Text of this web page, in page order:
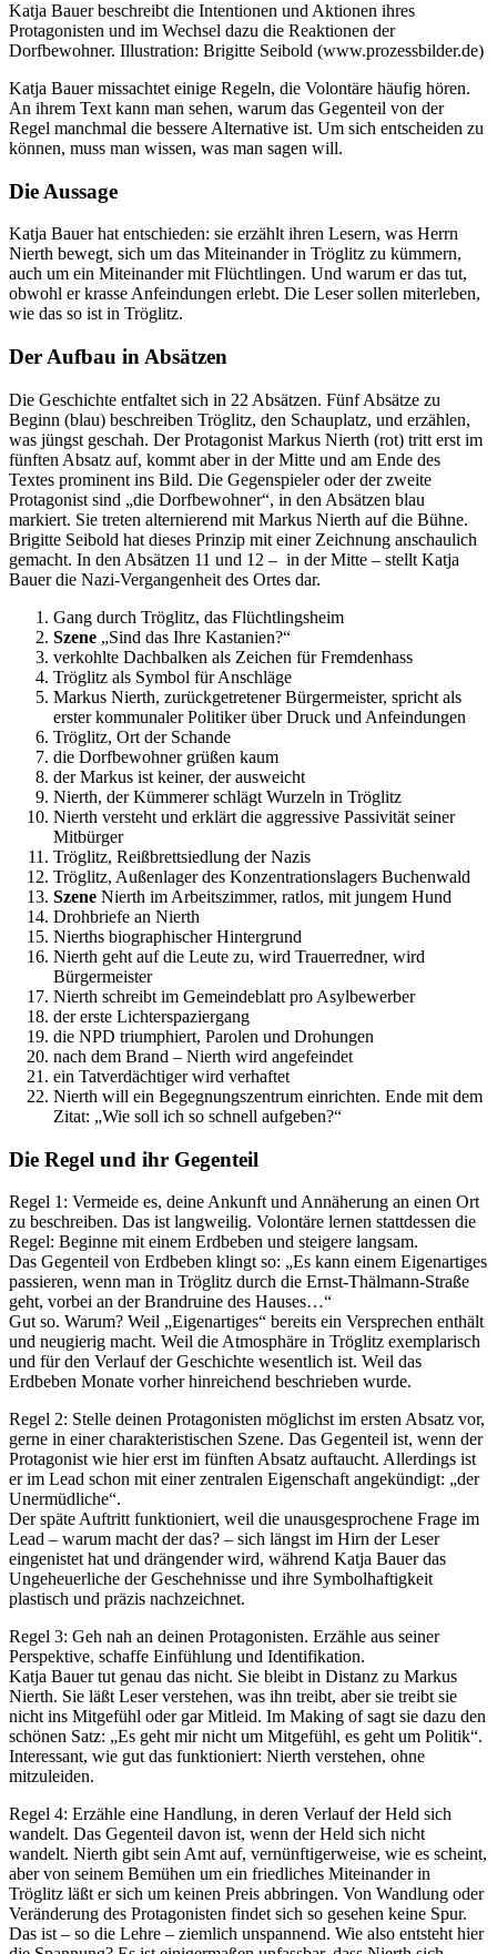
Katja Bauer beschreibt die Intentionen und Aktionen ihres
Protagonisten und im Wechsel dazu die Reaktionen der
Dorfbewohner. Illustration: Brigitte Seibold (www.prozessbilder.de)
Katja Bauer missachtet einige Regeln, die Volontäre häufig hören.
An ihrem Text kann man sehen, warum das Gegenteil von der
Regel manchmal die bessere Alternative ist. Um sich entscheiden zu
können, muss man wissen, was man sagen will.
Die Aussage
Katja Bauer hat entschieden: sie erzählt ihren Lesern, was Herrn
Nierth bewegt, sich um das Miteinander in Tröglitz zu kümmern,
auch um ein Miteinander mit Flüchtlingen. Und warum er das tut,
obwohl er krasse Anfeindungen erlebt. Die Leser sollen miterleben,
wie das so ist in Tröglitz.
Der Aufbau in Absätzen
Die Geschichte entfaltet sich in 22 Absätzen. Fünf Absätze zu
Beginn (blau) beschreiben Tröglitz, den Schauplatz, und erzählen,
was jüngst geschah. Der Protagonist Markus Nierth (rot) tritt erst im
fünften Absatz auf, kommt aber in der Mitte und am Ende des
Textes prominent ins Bild. Die Gegenspieler oder der zweite
Protagonist sind „die Dorfbewohner“, in den Absätzen blau
markiert. Sie treten alternierend mit Markus Nierth auf die Bühne.
Brigitte Seibold hat dieses Prinzip mit einer Zeichnung anschaulich
gemacht. In den Absätzen 11 und 12 – in der Mitte – stellt Katja
Bauer die Nazi-Vergangenheit des Ortes dar.
Gang durch Tröglitz, das Flüchtlingsheim
Szene „Sind das Ihre Kastanien?“
verkohlte Dachbalken als Zeichen für Fremdenhass
Tröglitz als Symbol für Anschläge
Markus Nierth, zurückgetretener Bürgermeister, spricht als
erster kommunaler Politiker über Druck und Anfeindungen
Tröglitz, Ort der Schande
die Dorfbewohner grüßen kaum
der Markus ist keiner, der ausweicht
Nierth, der Kümmerer schlägt Wurzeln in Tröglitz
Nierth versteht und erklärt die aggressive Passivität seiner
Mitbürger
Tröglitz, Reißbrettsiedlung der Nazis
Tröglitz, Außenlager des Konzentrationslagers Buchenwald
Szene Nierth im Arbeitszimmer, ratlos, mit jungem Hund
Drohbriefe an Nierth
Nierths biographischer Hintergrund
Nierth geht auf die Leute zu, wird Trauerredner, wird
Bürgermeister
Nierth schreibt im Gemeindeblatt pro Asylbewerber
der erste Lichterspaziergang
die NPD triumphiert, Parolen und Drohungen
nach dem Brand – Nierth wird angefeindet
ein Tatverdächtiger wird verhaftet
Nierth will ein Begegnungszentrum einrichten. Ende mit dem
Zitat: „Wie soll ich so schnell aufgeben?“
Die Regel und ihr Gegenteil
Regel 1: Vermeide es, deine Ankunft und Annäherung an einen Ort
zu beschreiben. Das ist langweilig. Volontäre lernen stattdessen die
Regel: Beginne mit einem Erdbeben und steigere langsam.
Das Gegenteil von Erdbeben klingt so: „Es kann einem Eigenartiges
passieren, wenn man in Tröglitz durch die Ernst-Thälmann-Straße
geht, vorbei an der Brandruine des Hauses…“
Gut so. Warum? Weil „Eigenartiges“ bereits ein Versprechen enthält
und neugierig macht. Weil die Atmosphäre in Tröglitz exemplarisch
und für den Verlauf der Geschichte wesentlich ist. Weil das
Erdbeben Monate vorher hinreichend beschrieben wurde.
Regel 2: Stelle deinen Protagonisten möglichst im ersten Absatz vor,
gerne in einer charakteristischen Szene. Das Gegenteil ist, wenn der
Protagonist wie hier erst im fünften Absatz auftaucht. Allerdings ist
er im Lead schon mit einer zentralen Eigenschaft angekündigt: „der
Unermüdliche“.
Der späte Auftritt funktioniert, weil die unausgesprochene Frage im
Lead – warum macht der das? – sich längst im Hirn der Leser
eingenistet hat und drängender wird, während Katja Bauer das
Ungeheuerliche der Geschehnisse und ihre Symbolhaftigkeit
plastisch und präzis nachzeichnet.
Regel 3: Geh nah an deinen Protagonisten. Erzähle aus seiner
Perspektive, schaffe Einfühlung und Identifikation.
Katja Bauer tut genau das nicht. Sie bleibt in Distanz zu Markus
Nierth. Sie läßt Leser verstehen, was ihn treibt, aber sie treibt sie
nicht ins Mitgefühl oder gar Mitleid. Im Making of sagt sie dazu den
schönen Satz: „Es geht mir nicht um Mitgefühl, es geht um Politik“.
Interessant, wie gut das funktioniert: Nierth verstehen, ohne
mitzuleiden.
Regel 4: Erzähle eine Handlung, in deren Verlauf der Held sich
wandelt. Das Gegenteil davon ist, wenn der Held sich nicht
wandelt. Nierth gibt sein Amt auf, vernünftigerweise, wie es scheint,
aber von seinem Bemühen um ein friedliches Miteinander in
Tröglitz läßt er sich um keinen Preis abbringen. Von Wandlung oder
Veränderung des Protagonisten findet sich so gesehen keine Spur.
Das ist – so die Lehre – ziemlich unspannend. Wie also entsteht hier